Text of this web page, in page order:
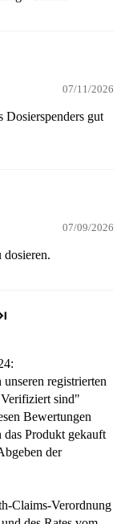
07/11/2026
Dosierspenders gut
07/09/2026
registrierten
sind"
Bewertungen
das Produkt gekauft
der
Claims-Verordnung